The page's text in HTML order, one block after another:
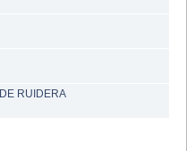
RUIDERA